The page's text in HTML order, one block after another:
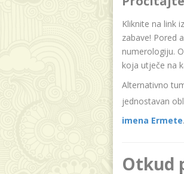
Kliknite na link
zabave! Pored
numerologiju.
koja utječe na
Alternativno
jednostavan
imena Ermete.
Otkud